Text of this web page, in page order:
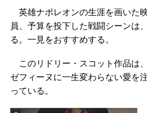
英雄ナポレオンの生涯を画いた
員、予算を投下した戦闘シーンは
る。一見をおすすめする。
このリドリー・スコット作品は
ゼフィーヌに一生変わらない愛を
っている。